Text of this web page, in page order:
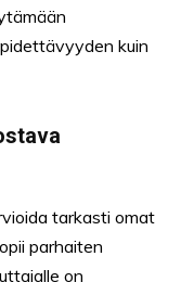
kuin
tarkasti omat
parhaiten
on